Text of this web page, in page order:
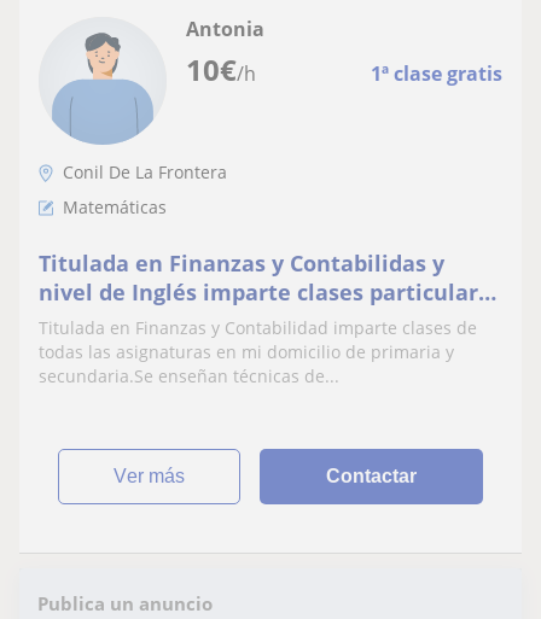
10€/h 1ª clase gratis
Antonia
Conil De La Frontera
Matemáticas
Titulada en Finanzas y Contabilidas y
nivel de Inglés imparte clases particulares
de Primaria y Secundaria
Titulada en Finanzas y Contabilidad imparte clases de
todas las asignaturas en mi domicilio de primaria y
secundaria.Se enseñan técnicas de...
ver más Contactar
Publica un anuncio